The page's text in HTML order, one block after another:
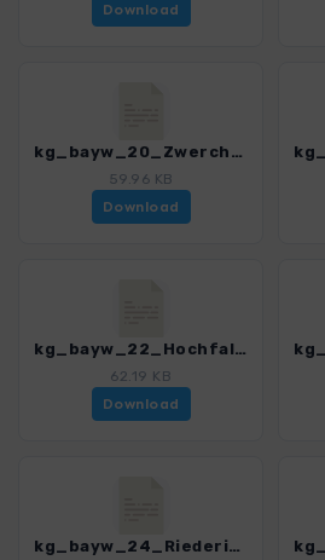
Download
kg_bayw_20_Zwercheck_3189_1.gpx
59.96 KB
Download
kg_bayw_22_Hochfall_3189_1.gpx
62.19 KB
Download
kg_bayw_24_Riederin_3189_1.gpx